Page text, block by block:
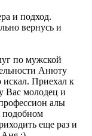
и подход.
вернусь и
по мужской
Анюту
искал. Приехал к
Вас молодец и
алы
подобном
еще раз и